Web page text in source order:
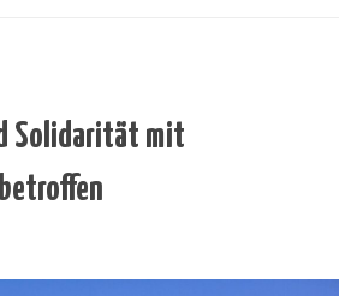
Solidarität mit